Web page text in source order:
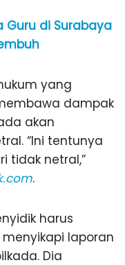
Guru di Surabaya
yang
dampak
akan
“Ini tentunya
tidak netral,”
.
harus
laporan
Dia